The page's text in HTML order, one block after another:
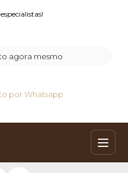
agora mesmo
por Whatsapp